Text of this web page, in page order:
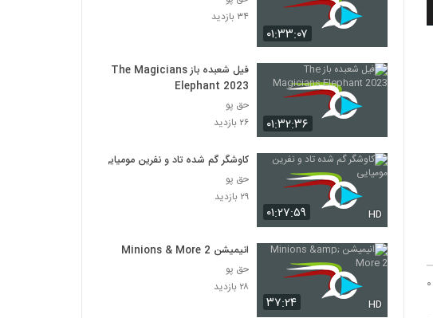
۰
۰۱:۳۳:۰۷
۳۴ بازدید
۰۱:۳۲:۳۶
فیل شعبده باز The Magicians
Elephant 2023
حق پو
۲۶ بازدید
۰۱:۲۷:۵۹ HD
کاوشگر گم شده تاد و نفرین مومیایی
حق پو
۲۹ بازدید
۳۷:۲۴ HD
انیمیشن Minions & More 2
حق پو
۲۸ بازدید